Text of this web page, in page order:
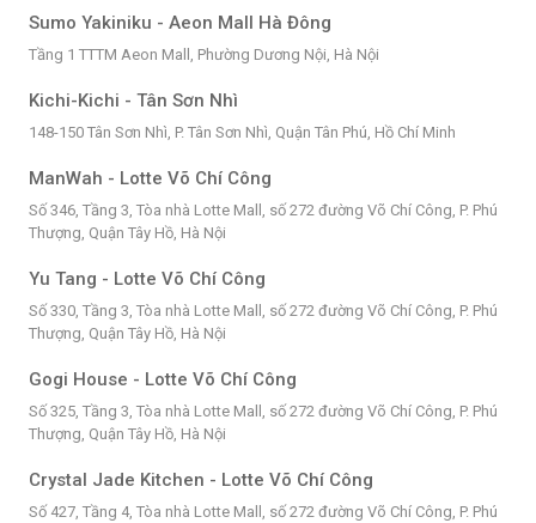
Sumo Yakiniku - Aeon Mall Hà Đông
Tầng 1 TTTM Aeon Mall, Phường Dương Nội, Hà Nội
Kichi-Kichi - Tân Sơn Nhì
148-150 Tân Sơn Nhì, P. Tân Sơn Nhì, Quận Tân Phú, Hồ Chí Minh
ManWah - Lotte Võ Chí Công
Số 346, Tầng 3, Tòa nhà Lotte Mall, số 272 đường Võ Chí Công, P. Phú
Thượng, Quận Tây Hồ, Hà Nội
Yu Tang - Lotte Võ Chí Công
Số 330, Tầng 3, Tòa nhà Lotte Mall, số 272 đường Võ Chí Công, P. Phú
Thượng, Quận Tây Hồ, Hà Nội
Gogi House - Lotte Võ Chí Công
Số 325, Tầng 3, Tòa nhà Lotte Mall, số 272 đường Võ Chí Công, P. Phú
Thượng, Quận Tây Hồ, Hà Nội
Crystal Jade Kitchen - Lotte Võ Chí Công
Số 427, Tầng 4, Tòa nhà Lotte Mall, số 272 đường Võ Chí Công, P. Phú